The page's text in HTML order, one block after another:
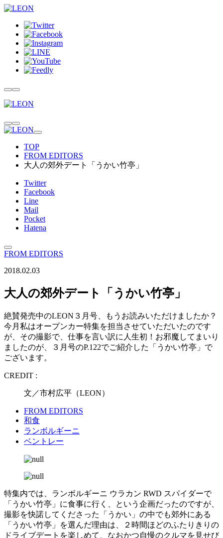
TOP
FROM EDITORS
大人の郊外デート「うかい竹亭」
Twitter
Facebook
Line
Mail
Pocket
Hatena
FROM EDITORS
2018.02.03
大人の郊外デート「うかい竹亭」
絶賛発売中のLEON３月号、もうお読みいただけましたか？
今月私はオープンカー特集を担当させていただいたのです
が、その撮影で、仕事を言い訳に人生初！お邪魔してまいり
ましたのが、３月号のP.122でご紹介した「うかい竹亭」で
ございます。
CREDIT :
文／市村広平（LEON）
FROM EDITORS
和食
ランボルギーニ
ベントレー
特集内では、ランボルギーニ ウラカン RWD スパイダーで
「うかい竹亭」に食事に行く、という企画だったのですが、
撮影を快諾してくださった「うかい」の中でも郊外にある
「うかい竹亭」を選んだ理由は、２時間ほどのふたりきりの
ドライブデートを楽しめて、なおかつ自慢のクルマを見せび